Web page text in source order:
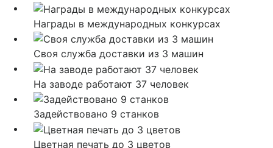
Награды в международных конкурсах
Своя служба доставки из 3 машин
На заводе работают 37 человек
Задействовано 9 станков
Цветная печать до 3 цветов